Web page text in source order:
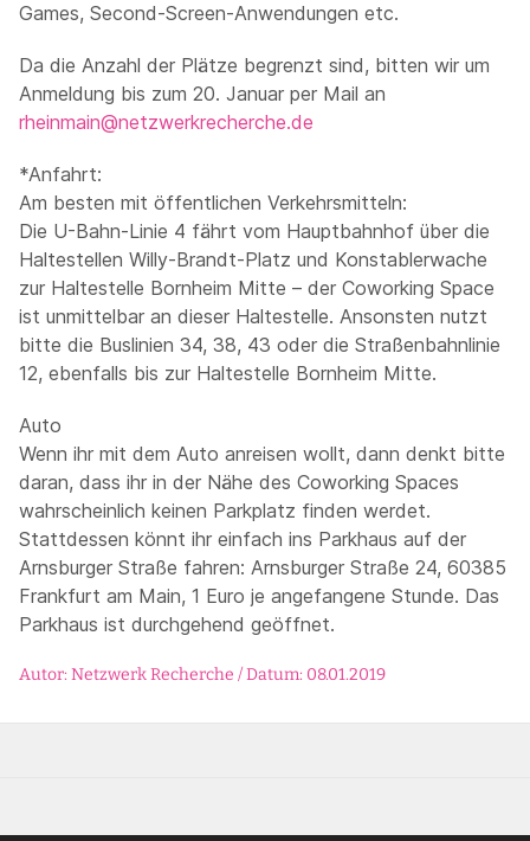
Games, Second-Screen-Anwendungen etc.
Da die Anzahl der Plätze begrenzt sind, bitten wir um
Anmeldung bis zum 20. Januar per Mail an
rheinmain@netzwerkrecherche.de
*Anfahrt:
Am besten mit öffentlichen Verkehrsmitteln:
Die U-Bahn-Linie 4 fährt vom Hauptbahnhof über die
Haltestellen Willy-Brandt-Platz und Konstablerwache
zur Haltestelle Bornheim Mitte – der Coworking Space
ist unmittelbar an dieser Haltestelle. Ansonsten nutzt
bitte die Buslinien 34, 38, 43 oder die Straßenbahnlinie
12, ebenfalls bis zur Haltestelle Bornheim Mitte.
Auto
Wenn ihr mit dem Auto anreisen wollt, dann denkt bitte
daran, dass ihr in der Nähe des Coworking Spaces
wahrscheinlich keinen Parkplatz finden werdet.
Stattdessen könnt ihr einfach ins Parkhaus auf der
Arnsburger Straße fahren: Arnsburger Straße 24, 60385
Frankfurt am Main, 1 Euro je angefangene Stunde. Das
Parkhaus ist durchgehend geöffnet.
Autor: Netzwerk Recherche / Datum: 08.01.2019